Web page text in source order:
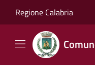
Regione Calabria